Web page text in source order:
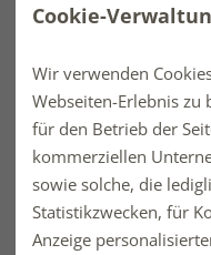
Handbremshebel
Cookie-
Wir verwenden
Webseiten-Erlebnis zu
für den Betrieb der
kommerziellen
sowie solche, die
Statistikzwecken, für
Anzeige